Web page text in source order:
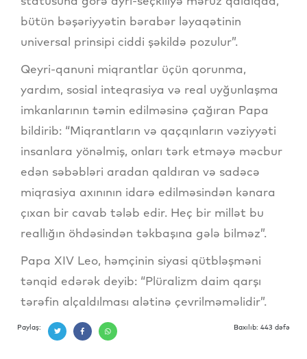
bütün bəşəriyyətin bərabər ləyaqətinin
universal prinsipi ciddi şəkildə pozulur”.
Qeyri-qanuni miqrantlar üçün qorunma,
yardım, sosial inteqrasiya və real uyğunlaşma
imkanlarının təmin edilməsinə çağıran Papa
bildirib: “Miqrantların və qaçqınların vəziyyəti
insanlara yönəlmiş, onları tərk etməyə məcbur
edən səbəbləri aradan qaldıran və sadəcə
miqrasiya axınının idarə edilməsindən kənara
çıxan bir cavab tələb edir. Heç bir millət bu
reallığın öhdəsindən təkbaşına gələ bilməz”.
Papa XIV Leo, həmçinin siyasi qütbləşməni
tənqid edərək deyib: “Plüralizm daim qarşı
tərəfin alçaldılması alətinə çevrilməməlidir”.
Paylaş: Baxılıb: 443 dəfə